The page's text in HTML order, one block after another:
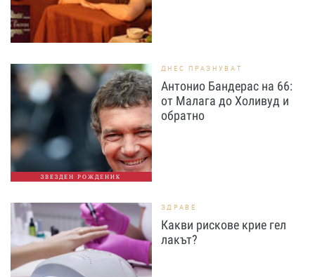
ЗВЕЗДЕН РОЖДЕНИК
ДНЕС ПРАЗНУВАТ
Антонио Бандерас на 66:
от Малага до Холивуд и
обратно
ЗДРАВЕ
Какви рискове крие гел
лакът?